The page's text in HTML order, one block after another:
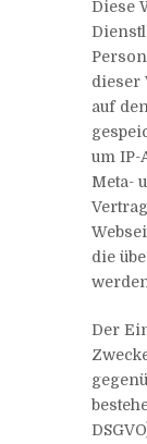
Diese
dieser
auf
um IP-
Meta-
die
Der